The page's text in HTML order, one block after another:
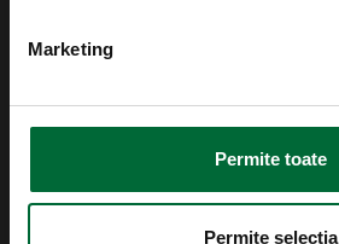
Marketing
Permite toate
Permite selecția
0319105